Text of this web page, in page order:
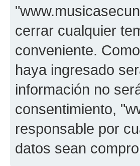
cerrar cualquier
conveniente.
haya ingresado
información no
consentimiento,
responsable por
datos sean